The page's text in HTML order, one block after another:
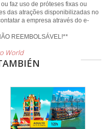
faz uso de próteses fixas ou
das atrações disponibilizadas no
a empresa através do e-
World